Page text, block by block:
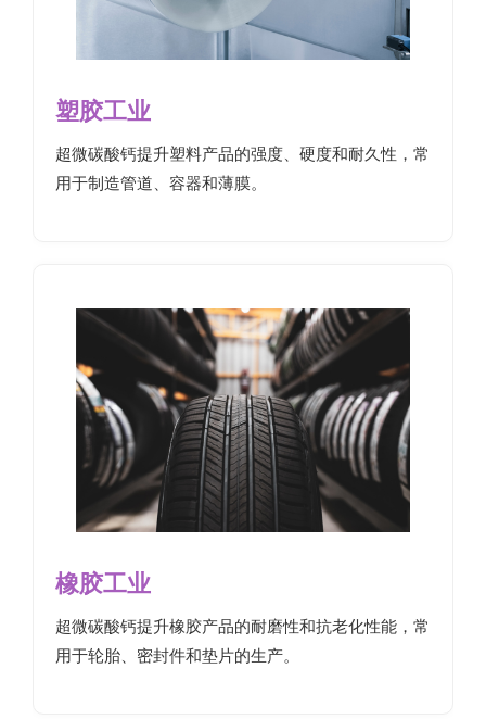
塑胶工业
超微碳酸钙提升塑料产品的强度、硬度和耐久性，常
用于制造管道、容器和薄膜。
橡胶工业
超微碳酸钙提升橡胶产品的耐磨性和抗老化性能，常
用于轮胎、密封件和垫片的生产。